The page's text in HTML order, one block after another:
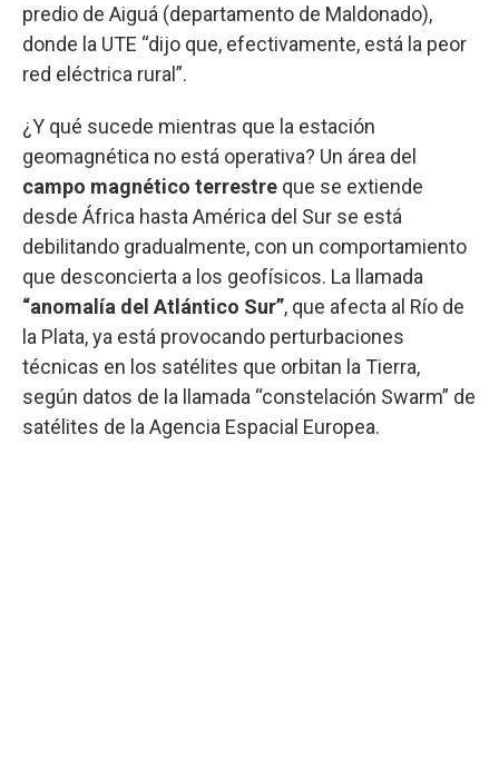
predio de Aiguá (departamento de Maldonado),
donde la UTE “dijo que, efectivamente, está la peor
red eléctrica rural”.
¿Y qué sucede mientras que la estación
geomagnética no está operativa? Un área del
campo magnético terrestre que se extiende
desde África hasta América del Sur se está
debilitando gradualmente, con un comportamiento
que desconcierta a los geofísicos. La llamada
“anomalía del Atlántico Sur”, que afecta al Río de
la Plata, ya está provocando perturbaciones
técnicas en los satélites que orbitan la Tierra,
según datos de la llamada “constelación Swarm” de
satélites de la Agencia Espacial Europea.